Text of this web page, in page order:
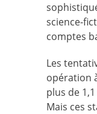
science-
comptes
Les
opération
plus de
Mais ces